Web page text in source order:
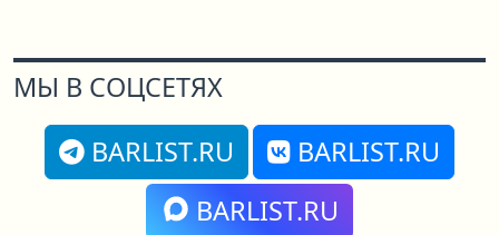
МЫ В СОЦСЕТЯХ
BARLIST.RU
BARLIST.RU
BARLIST.RU